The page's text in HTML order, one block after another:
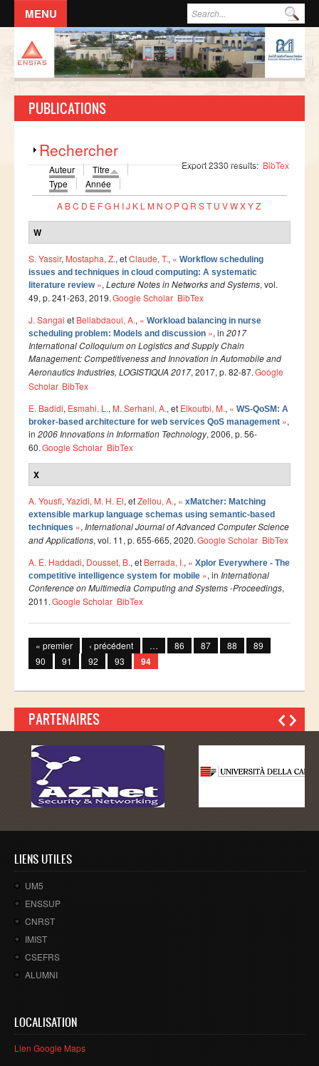
Formulaire de recherche
ACCUEIL
L'ECOLE
DIRECTION
Départements
Corps Enseignant
Demande d'odre de mission
Conseil de l'école
Règlement Intérieur de l’ENSIAS
Commissions
Ressources
LAUREATS
Ingénieurs
DESA RITM
Master
Master MRGI
Master MSIWeb
Master RITM
Master SEA
Master M3S
Master IFGR
Master CloudHPC
Master Bio-MSCS
Master SDBD
FORMATIONS
FORMATION INGENIEUR
Ingénierie Intelligence Artificielle (2IA)
Smart Supply Chain & Logistics (2SCL)
Data and Software Sciences (D2S)
Génie Logiciel (GL)
Ingénierie Digitale pour la Finance (IDF)
FORMATION CONTINUE
PUBLICATIONS
Afficher
Rechercher
Export 2330 results:BibTex
Auteur
Titre
Type
Année
A B C D E F G H I J K L M N O P Q R S T U V W X Y Z
W
S. Yassir, Mostapha, Z., etClaude, T., « Workflow scheduling
issues and techniques in cloud computing: A systematic
literature review», Lecture Notes in Networks and Systems, vol.
49, p. 241-263, 2019.Google Scholar BibTex
J. Sangai et Bellabdaoui, A., « Workload balancing in nurse
scheduling problem: Models and discussion », in 2017
International Colloquium on Logistics and Supply Chain
Management: Competitiveness and Innovation in Automobile and
Aeronautics Industries, LOGISTIQUA 2017, 2017, p. 82-87.Google
Scholar BibTex
E. Badidi, Esmahi, L., M. Serhani, A., et Elkoutbi, M., « WS-QoSM: A
broker-based architecture for web services QoS management »,
in 2006 Innovations in Information Technology, 2006, p. 56-
60.Google Scholar BibTex
X
A. Yousfi, Yazidi, M. H. El, etZellou, A., « xMatcher: Matching
extensible markup language schemas using semantic-based
techniques », International Journal of Advanced Computer Science
and Applications, vol. 11, p. 655-665, 2020.Google Scholar BibTex
A. E. Haddadi, Dousset, B., et Berrada, I., « Xplor Everywhere - The
competitive intelligence system for mobile », in International
Conference on Multimedia Computing and Systems -Proceedings,
2011.Google Scholar BibTex
Pages
« premier ‹ précédent … 86 87 88
89
90
91 92 93 94
PARTENAIRES
LIENS UTILES
UM5
ENSSUP
CNRST
IMIST
CSEFRS
ALUMNI
LOCALISATION
Lien Google Maps